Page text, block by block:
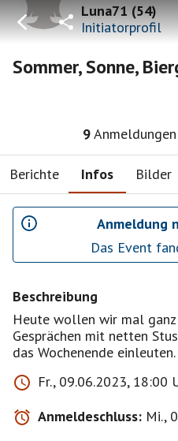
Luna71(54)
Initiatorprofil
Sommer, Sonne,
9Anmeldungen
Berichte Infos Bilder
Anmeldung
Das Event
Beschreibung
Heute wollen wir mal
Gesprächen mit netten
das Wochenende einleuten.
Fr., 09.06.2023, 18:00
Anmeldeschluss: Mi.,